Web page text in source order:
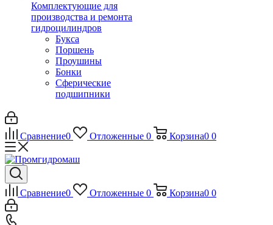
Комплектующие для
производства и ремонта
гидроцилиндров
Букса
Поршень
Проушины
Бонки
Сферические
подшипники
Сравнение0 Отложенные 0 Корзина0 0
Сравнение0 Отложенные 0 Корзина0 0